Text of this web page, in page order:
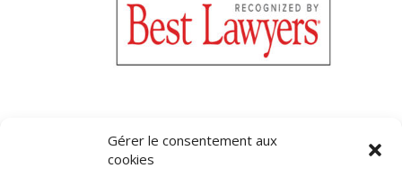
Gérer le consentement aux
cookies